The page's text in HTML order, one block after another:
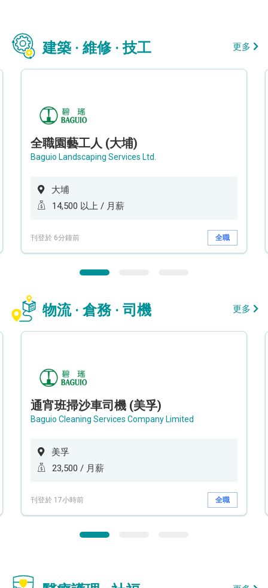
建築 · 維修 · 技工 更多
全職園藝工人 (大埔)
Baguio Landscaping Services Ltd.
大埔
14,500 以上 / 月薪
刊登於 6分鐘前 全職
物流 · 倉務 · 司機 更多
通宵班掃沙車司機 (美孚)
Baguio Cleaning Services Company Limited
美孚
23,500 / 月薪
刊登於 17小時前 全職